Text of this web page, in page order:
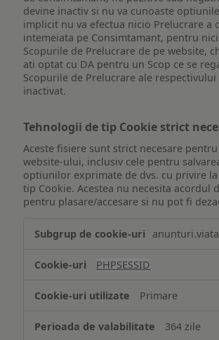
devine inactiv si nu va cunoaste
implicit nu va efectua nicio Prelucrare a
intemeiata pe Consimtamant, pentru
Scopurile de Prelucrare de pe website,
ati optat cu DA pentru un Scop ce se
Scopurile de Prelucrare ale
inactivat.
Tehnologii de tip Cookie strict
Aceste fisiere sunt strict necesare
website-ului, inclusiv cele pentru
optiunilor exprimate de dvs. cu privire
tip Cookie. Acestea nu necesita acordul
pentru plasare/accesare si nu pot fi
de
Cookie
necesare
PHPSESSID
Primare
364 zile